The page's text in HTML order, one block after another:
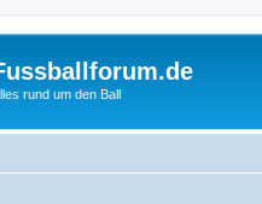
rund um den Ball